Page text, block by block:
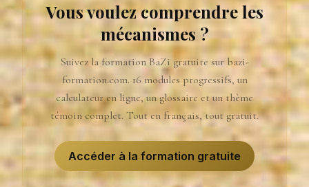
Vous voulez comprendre les
mécanismes ?
Suivez la formation BaZi gratuite sur bazi-
formation.com. 16 modules progressifs, un
calculateur en ligne, un glossaire et un thème
témoin complet. Tout en français, tout gratuit.
Accéder à la formation gratuite